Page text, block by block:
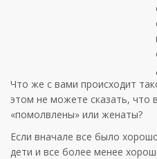
Что же с вами происходит
этом не можете сказать, что
«помолвлены» или женаты?
Если вначале все было
дети и все более менее